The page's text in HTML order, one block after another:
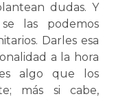
dudas. Y
las podemos
Darles esa
a la hora
algo que los
más si cabe,